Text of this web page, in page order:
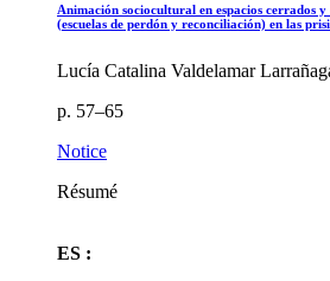
Animación sociocultural en espacios cerrados
(escuelas de perdón y reconciliación) en las
Lucía Catalina Valdelamar
p. 57–65
Notice
Résumé
ES :